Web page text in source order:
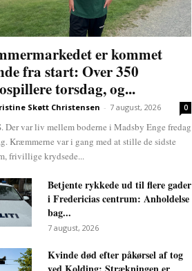
er kommet
fra start: Over 350
torsdag, og...
Skøtt Christensen - 7 august, 2026 0
Der var liv mellem boderne i Madsby Enge fredag
Kræmmerne var i gang med at stille de sidste
frivillige krydsede...
Betjente rykkede ud til flere gader
i Fredericias centrum: Anholdelse
bag...
7 august, 2026
Kvinde død efter påkørsel af tog